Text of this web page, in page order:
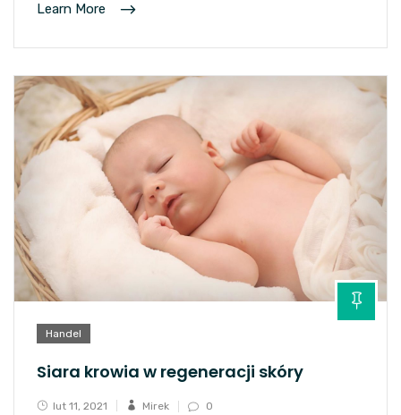
Learn More
Handel
Siara krowia w regeneracji skóry
lut 11, 2021 Mirek 0